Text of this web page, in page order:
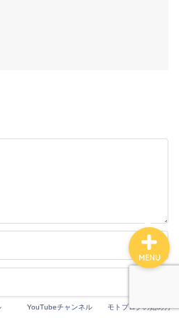
YouTubeチャンネル モトブログの始め方
MENU
チャンネル